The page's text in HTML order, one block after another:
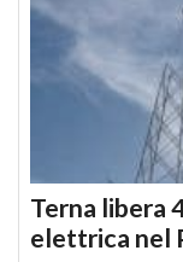
Terna libera
elettrica nel